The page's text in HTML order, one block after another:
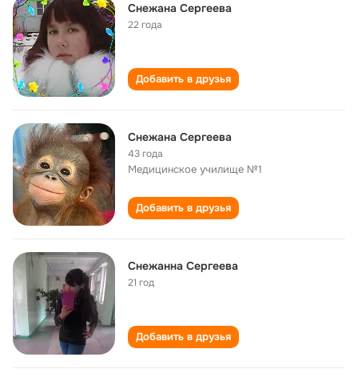
Снежана Сергеева
22 года
Добавить в друзья
Снежана Сергеева
43 года
Медицинское училище №1
Добавить в друзья
Снежанна Сергеева
21 год
Добавить в друзья